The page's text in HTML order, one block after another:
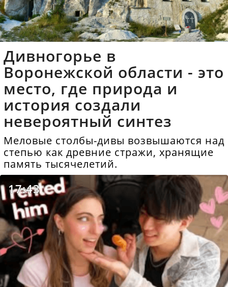
Дивногорье в
Воронежской области - это
место, где природа и
история создали
невероятный синтез
Меловые столбы-дивы возвышаются над
степью как древние стражи, хранящие
память тысячелетий.
17:43